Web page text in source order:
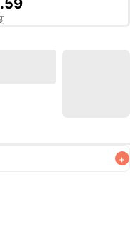
+
るべくお早めにお召